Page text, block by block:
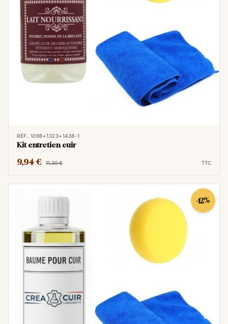
RÉF. 1098+1323+1438-1
Kit entretien cuir
9,94 € 11,30 € TTC
-12%